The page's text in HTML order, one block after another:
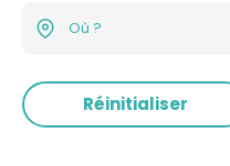
Réinitialiser